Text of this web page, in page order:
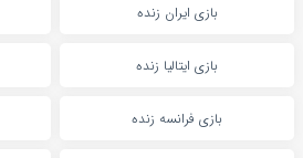
بازی ایران زنده
بازی ایتالیا زنده
بازی فرانسه زنده